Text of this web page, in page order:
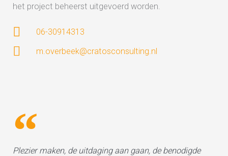
het project beheerst uitgevoerd worden.
06-30914313
m.overbeek@cratosconsulting.nl
Plezier maken, de uitdaging aan gaan, de benodigde